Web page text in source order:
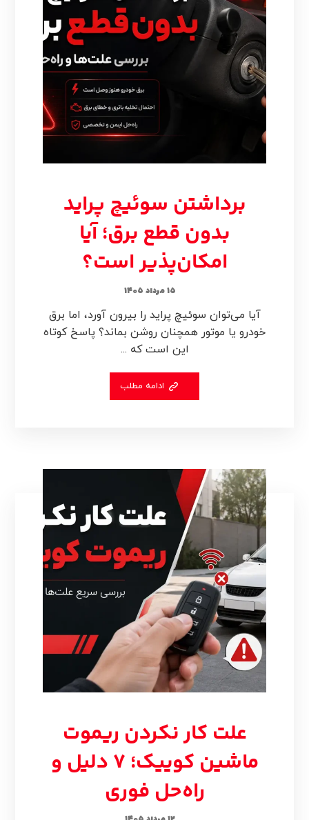
برداشتن سوئیچ پراید
بدون قطع برق؛ آیا
امکان‌پذیر است؟
۱۵ مرداد ۱۴۰۵
آیا می‌توان سوئیچ پراید را بیرون آورد، اما برق
خودرو یا موتور همچنان روشن بماند؟ پاسخ کوتاه
این است که ...
ادامه مطلب
علت کار نکردن ریموت
ماشین کوییک؛ ۷ دلیل و
راه‌حل فوری